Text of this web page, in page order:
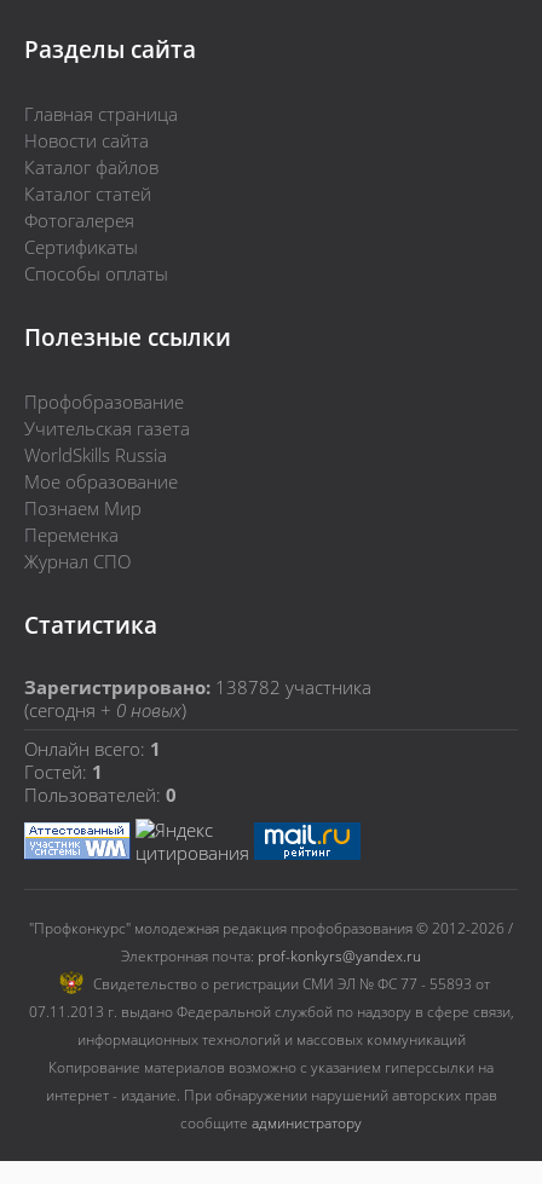
Разделы сайта
Главная страница
Новости сайта
Каталог файлов
Каталог статей
Фотогалерея
Сертификаты
Способы оплаты
Полезные ссылки
Профобразование
Учительская газета
WorldSkills Russia
Мое образование
Познаем Мир
Переменка
Журнал СПО
Статистика
Зарегистрировано: 138782 участника
(сегодня + 0 новых)
Онлайн всего: 1
Гостей: 1
Пользователей: 0
"Профконкурс" молодежная редакция профобразования © 2012-2026 /
Электронная почта: prof-konkyrs@yandex.ru
Cвидетельство о регистрации СМИ ЭЛ № ФС 77 - 55893 от
07.11.2013 г. выдано Федеральной службой по надзору в сфере связи,
информационных технологий и массовых коммуникаций
Копирование материалов возможно с указанием гиперссылки на
интернет - издание. При обнаружении нарушений авторских прав
сообщите администратору